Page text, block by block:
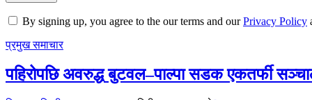
By signing up, you agree to the our terms and ourPrivacy Policy
प्रमुख समाचार
पहिरोपछि अवरुद्ध बुटवल–पाल्पा सडक एकतर्फी